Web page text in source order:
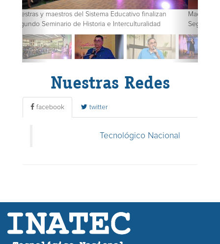
Maestras y maestros del Sistema Educativo finalizan
Segundo Seminario de Historia e Interculturalidad
Nuestras Redes
facebook twitter
Tecnológico Nacional